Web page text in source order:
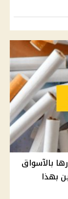
بالآسواق
بهذا